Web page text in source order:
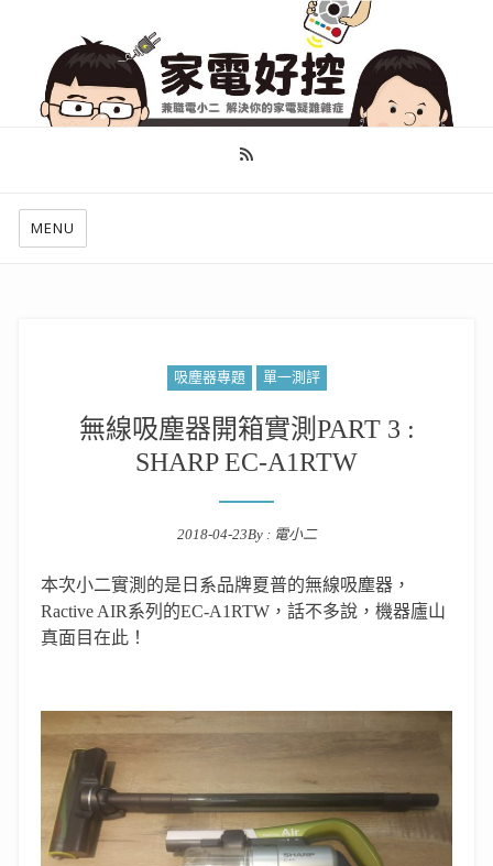
幫你做好功課，看了就知怎麼找出適合自己的家電
MENU
吸塵器專題 單一測評
無線吸塵器開箱實測PART 3 :
SHARP EC-A1RTW
2018-04-23By : 電小二
本次小二實測的是日系品牌夏普的無線吸塵器，
Ractive AIR系列的EC-A1RTW，話不多說，機器廬山
真面目在此！